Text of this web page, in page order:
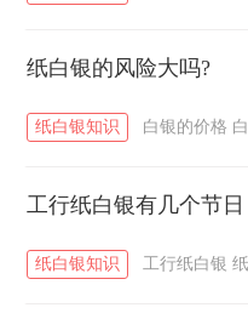
纸白银的风险大吗?
纸白银知识 白银的价格
工行纸白银有几个节日
纸白银知识 工行纸白银